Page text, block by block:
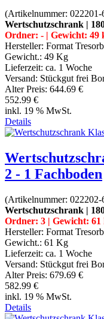
(Artikelnummer: 022201-
Wertschutzschrank |
Ordner: - | Gewicht:
Hersteller: Format
Gewicht.: 49 Kg
Lieferzeit: ca. 1 Woche
Versand: Stückgut frei
Alter Preis: 644.69 €
552.99 €
inkl. 19 % MwSt.
Details
2 - 1 Fachboden
(Artikelnummer: 022202-
Wertschutzschrank |
Ordner: 3 | Gewicht:
Hersteller: Format
Gewicht.: 61 Kg
Lieferzeit: ca. 1 Woche
Versand: Stückgut frei
Alter Preis: 679.69 €
582.99 €
inkl. 19 % MwSt.
Details